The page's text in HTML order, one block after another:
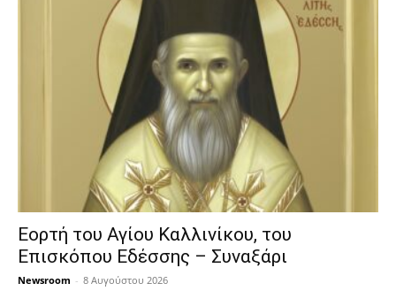
Εορτή του Αγίου Καλλινίκου, του
Επισκόπου Εδέσσης – Συναξάρι
Newsroom - 8 Αυγούστου 2026